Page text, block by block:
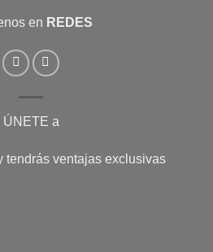
en REDES
ÚNETE a
tendrás ventajas exclusivas